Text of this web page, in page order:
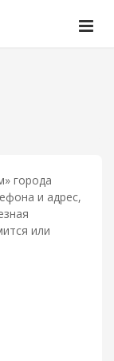
города
и адрес,
или